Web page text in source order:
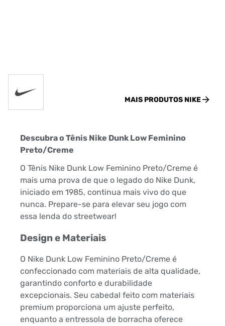
MAIS PRODUTOS NIKE
Descubra o Tênis Nike Dunk Low Feminino
Preto/Creme
O Tênis Nike Dunk Low Feminino Preto/Creme é
mais uma prova de que o legado do Nike Dunk,
iniciado em 1985, continua mais vivo do que
nunca. Prepare-se para elevar seu jogo com
essa lenda do streetwear!
Design e Materiais
O Nike Dunk Low Feminino Preto/Creme é
confeccionado com materiais de alta qualidade,
garantindo conforto e durabilidade
excepcionais. Seu cabedal feito com materiais
premium proporciona um ajuste perfeito,
enquanto a entressola de borracha oferece